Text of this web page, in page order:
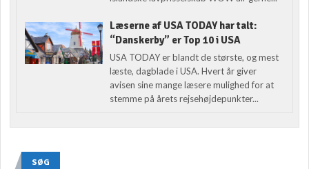
Læserne af USA TODAY har talt:
“Danskerby” er Top 10 i USA
USA TODAY er blandt de største, og mest
læste, dagblade i USA. Hvert år giver
avisen sine mange læsere mulighed for at
stemme på årets rejsehøjdepunkter...
SØG